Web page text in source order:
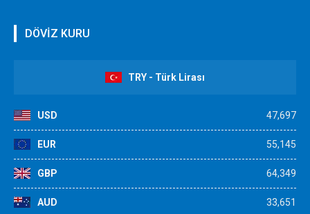
DÖVİZ KURU
TRY - Türk Lirası
USD 47,697
EUR 55,145
GBP 64,349
AUD 33,651